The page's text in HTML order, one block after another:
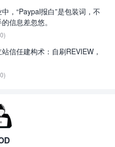
，“Paypal报白”是包装词，不
信息差忽悠。
信任建构术：自刷REVIEW，